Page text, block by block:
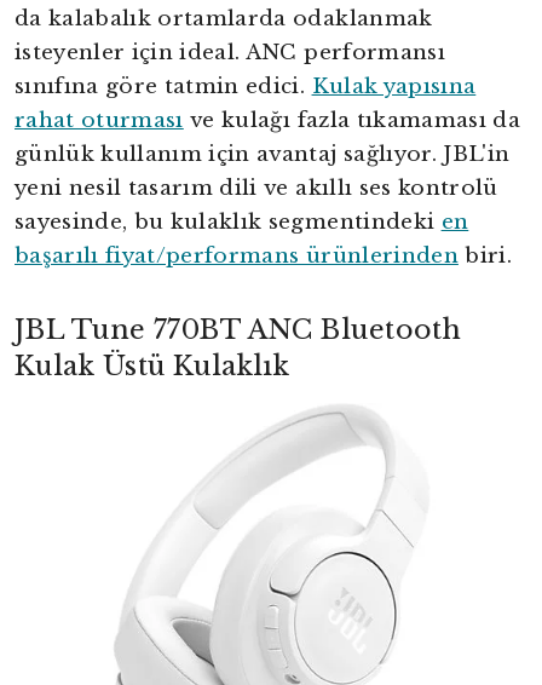
da kalabalık ortamlarda odaklanmak
isteyenler için ideal. ANC performansı
sınıfına göre tatmin edici. Kulak yapısına
rahat oturması ve kulağı fazla tıkamaması da
günlük kullanım için avantaj sağlıyor. JBL'in
yeni nesil tasarım dili ve akıllı ses kontrolü
sayesinde, bu kulaklık segmentindeki en
başarılı fiyat/performans ürünlerindenbiri.
JBL Tune 770BT ANC Bluetooth
Kulak Üstü Kulaklık